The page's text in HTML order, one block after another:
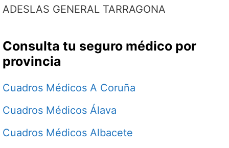
ADESLAS GENERAL TARRAGONA
Consulta tu seguro médico por
provincia
Cuadros Médicos A Coruña
Cuadros Médicos Álava
Cuadros Médicos Albacete